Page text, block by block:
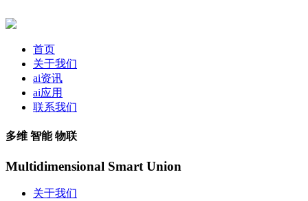
首页
关于我们
ai资讯
ai应用
联系我们
多维 智能 物联
Multidimensional Smart Union
关于我们